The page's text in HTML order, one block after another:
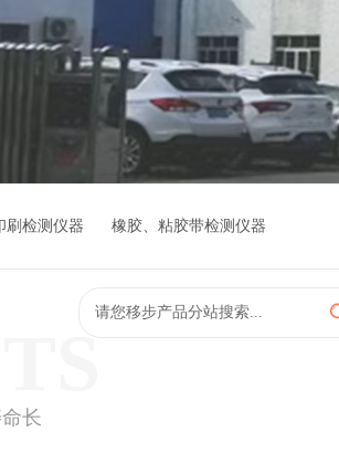
刷检测仪器 橡胶、粘胶带检测仪器
长